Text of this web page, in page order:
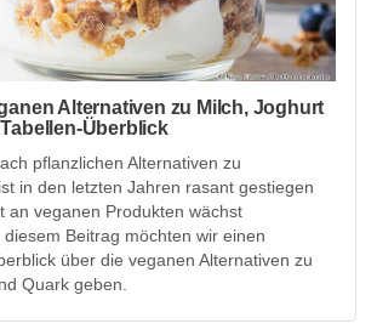
Alternativen zu Milch, Joghurt
Überblick
pflanzlichen Alternativen zu
in den letzten Jahren rasant gestiegen
an veganen Produkten wächst
Beitrag möchten wir einen
über die veganen Alternativen zu
Quark geben.